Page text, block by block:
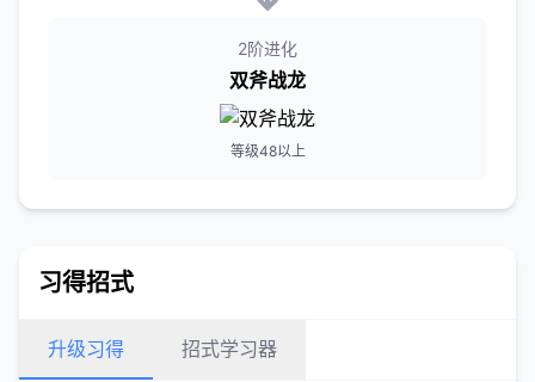
2阶进化
双斧战龙
等级48以上
习得招式
升级习得 招式学习器